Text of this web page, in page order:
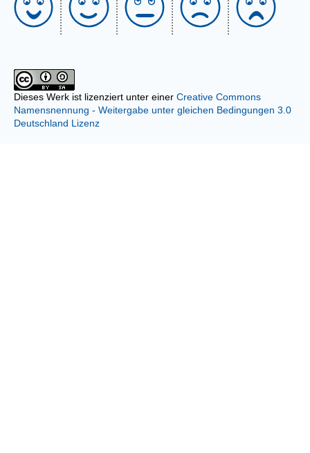
Dieses Werk ist lizenziert unter einer Creative Commons
Namensnennung - Weitergabe unter gleichen Bedingungen 3.0
Deutschland Lizenz